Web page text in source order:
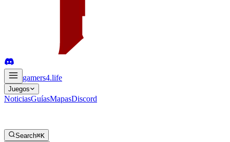
gamers4.life
Juegos
NoticiasGuíasMapasDiscord
Search⌘K